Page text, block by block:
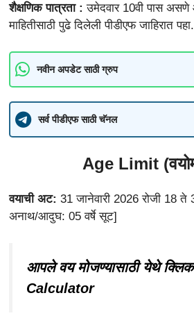
शैक्षणिक पात्रता :उमेदवार 10वी पास
माहितीसाठी पुढे दिलेली पीडीएफ जाहिरात पहा.
नवीन अपडेट साठी ग्रुप
सर्व पीडीएफ साठी चॅनल
Age Limit
वयाची अट: 31 जानेवारी 2026 रोजी 18 ते
अनाथ/आदुघ: 05 वर्षे सूट]
आपले वय मोजण्यासाठी येथे
Calculator